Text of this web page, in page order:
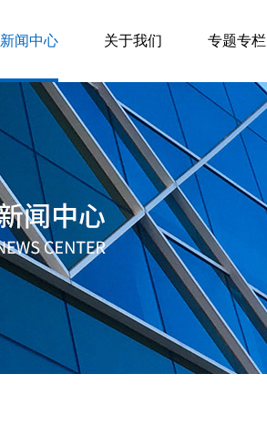
新闻中心 关于我们 专题专栏